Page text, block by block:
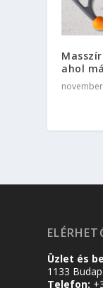
ahol
Üzlet és
1133
Telefon: